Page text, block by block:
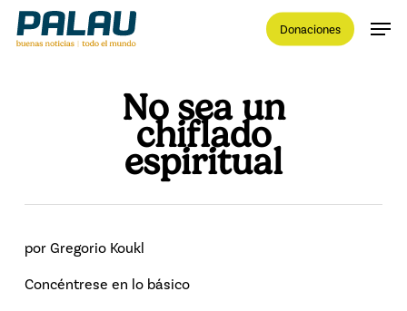
main
content
Donaciones
No sea un
chiflado
espiritual
por Gregorio Koukl
Concéntrese en lo básico